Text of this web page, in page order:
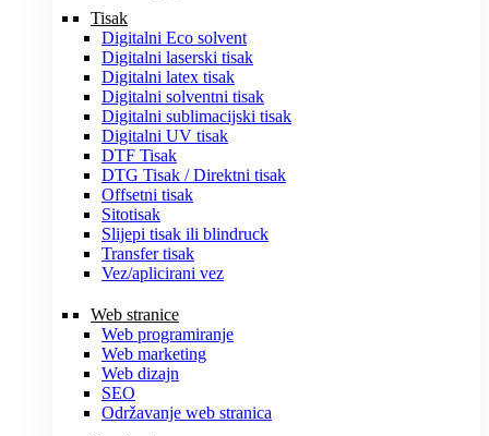
Tisak
Digitalni Eco solvent
Digitalni laserski tisak
Digitalni latex tisak
Digitalni solventni tisak
Digitalni sublimacijski tisak
Digitalni UV tisak
DTF Tisak
DTG Tisak / Direktni tisak
Offsetni tisak
Sitotisak
Slijepi tisak ili blindruck
Transfer tisak
Vez/aplicirani vez
Web stranice
Web programiranje
Web marketing
Web dizajn
SEO
Održavanje web stranica